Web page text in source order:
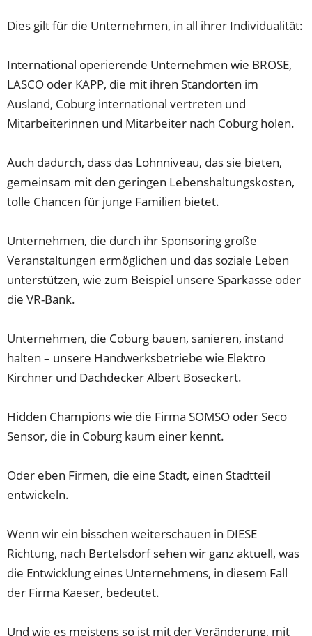
Dies gilt für die Unternehmen, in all ihrer Individualität:
International operierende Unternehmen wie BROSE,
LASCO oder KAPP, die mit ihren Standorten im
Ausland, Coburg international vertreten und
Mitarbeiterinnen und Mitarbeiter nach Coburg holen.
Auch dadurch, dass das Lohnniveau, das sie bieten,
gemeinsam mit den geringen Lebenshaltungskosten,
tolle Chancen für junge Familien bietet.
Unternehmen, die durch ihr Sponsoring große
Veranstaltungen ermöglichen und das soziale Leben
unterstützen, wie zum Beispiel unsere Sparkasse oder
die VR-Bank.
Unternehmen, die Coburg bauen, sanieren, instand
halten – unsere Handwerksbetriebe wie Elektro
Kirchner und Dachdecker Albert Boseckert.
Hidden Champions wie die Firma SOMSO oder Seco
Sensor, die in Coburg kaum einer kennt.
Oder eben Firmen, die eine Stadt, einen Stadtteil
entwickeln.
Wenn wir ein bisschen weiterschauen in DIESE
Richtung, nach Bertelsdorf sehen wir ganz aktuell, was
die Entwicklung eines Unternehmens, in diesem Fall
der Firma Kaeser, bedeutet.
Und wie es meistens so ist mit der Veränderung, mit